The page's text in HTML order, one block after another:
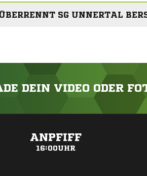
SG UNNERTAL
DEIN VIDEO ODER
ANPFIFF
16:00UHR